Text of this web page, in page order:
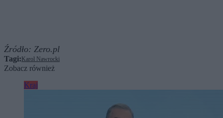
Źródło: Zero.pl
Tagi: Karol Nawrocki
Zobacz również
Kraj